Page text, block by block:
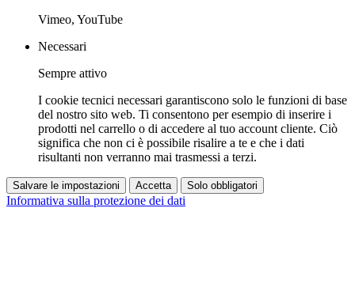
Vimeo, YouTube
Necessari
Sempre attivo
I cookie tecnici necessari garantiscono solo le funzioni di base
del nostro sito web. Ti consentono per esempio di inserire i
prodotti nel carrello o di accedere al tuo account cliente. Ciò
significa che non ci è possibile risalire a te e che i dati
risultanti non verranno mai trasmessi a terzi.
Salvare le impostazioni Accetta Solo obbligatori
Informativa sulla protezione dei dati